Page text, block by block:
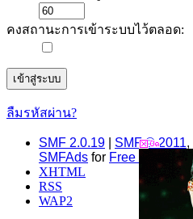
คงสถานะการเข้าระบบไว้ตลอด:
ลืมรหัสผ่าน?
SMF 2.0.19 SMF © 2011,
SMFAds for Free Forums
XHTML
RSS
WAP2